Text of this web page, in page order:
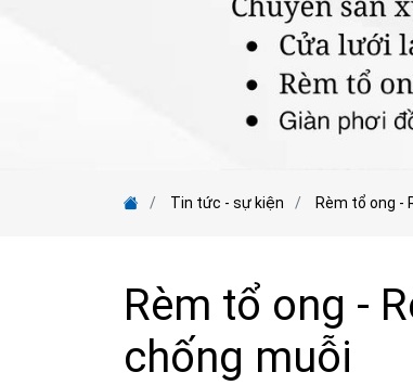
Tin tức - sự kiện Rèm tổ ong -
Rèm tổ ong -
chống muỗi